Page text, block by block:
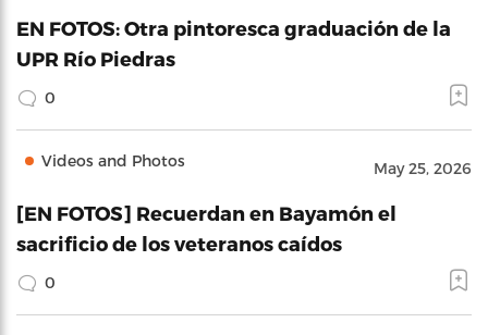
EN FOTOS: Otra pintoresca graduación de la
UPR Río Piedras
0
Videos and Photos May 25, 2026
[EN FOTOS] Recuerdan en Bayamón el
sacrificio de los veteranos caídos
0